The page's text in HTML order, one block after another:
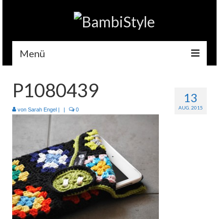
Menü
Gehäkelt
Accessoires
Handytaschen
Tempotaschen
Schlüsselwärmer
Kuscheltiere
13
AUG. 2015
P1080439
von Sarah Engel 0